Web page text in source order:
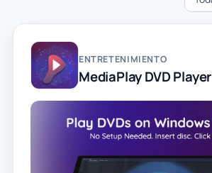
ENTRETENIMIENTO
MediaPlay DVD Player